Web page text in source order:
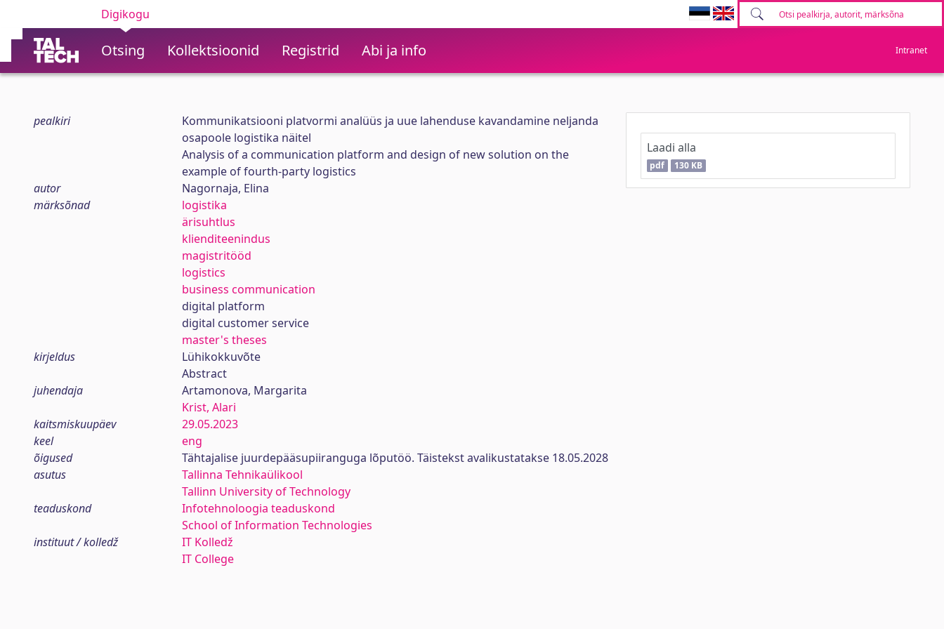
Digikogu
Otsing Kollektsioonid Registrid Abi ja info Intranet
pealkiri
Kommunikatsiooni platvormi analüüs ja uue lahenduse kavandamine neljanda
osapoole logistika näitel
Analysis of a communication platform and design of new solution on the
example of fourth-party logistics
autor
Nagornaja, Elina
märksõnad
logistika
ärisuhtlus
klienditeenindus
magistritööd
logistics
business communication
digital platform
digital customer service
master's theses
kirjeldus
Lühikokkuvõte
Abstract
juhendaja
Artamonova, Margarita
Krist, Alari
kaitsmiskuupäev
29.05.2023
keel
eng
õigused
Tähtajalise juurdepääsupiiranguga lõputöö. Täistekst avalikustatakse 18.05.2028
asutus
Tallinna Tehnikaülikool
Tallinn University of Technology
teaduskond
Infotehnoloogia teaduskond
School of Information Technologies
instituut / kolledž
IT Kolledž
IT College
Laadi alla
pdf 130 KB